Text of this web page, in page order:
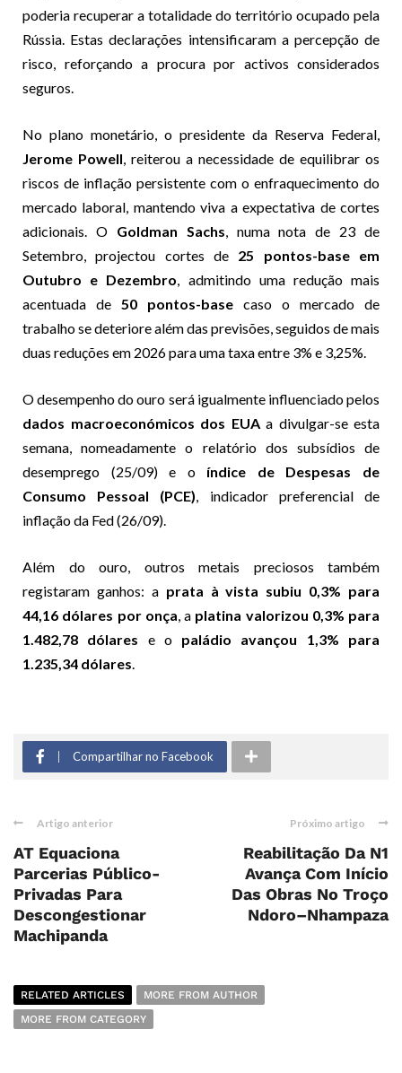
poderia recuperar a totalidade do território ocupado pela
Rússia. Estas declarações intensificaram a percepção de
risco, reforçando a procura por activos considerados
seguros.
No plano monetário, o presidente da Reserva Federal,
Jerome Powell, reiterou a necessidade de equilibrar os
riscos de inflação persistente com o enfraquecimento do
mercado laboral, mantendo viva a expectativa de cortes
adicionais. O Goldman Sachs, numa nota de 23 de
Setembro, projectou cortes de 25 pontos-base em
Outubro e Dezembro, admitindo uma redução mais
acentuada de 50 pontos-base caso o mercado de
trabalho se deteriore além das previsões, seguidos de mais
duas reduções em 2026 para uma taxa entre 3% e 3,25%.
O desempenho do ouro será igualmente influenciado pelos
dados macroeconómicos dos EUAa divulgar-se esta
semana, nomeadamente o relatório dos subsídios de
desemprego (25/09) e o índice de Despesas de
Consumo Pessoal (PCE), indicador preferencial de
inflação da Fed (26/09).
Além do ouro, outros metais preciosos também
registaram ganhos: a prata à vista subiu 0,3% para
44,16 dólares por onça, a platina valorizou 0,3% para
1.482,78 dólares e o paládio avançou 1,3% para
1.235,34 dólares.
Compartilhar no Facebook
Artigo anterior
AT Equaciona
Parcerias Público-
Privadas Para
Descongestionar
Machipanda
Próximo artigo
Reabilitação Da N1
Avança Com Início
Das Obras No Troço
Ndoro–Nhampaza
RELATED ARTICLES
MORE FROM AUTHOR
MORE FROM CATEGORY